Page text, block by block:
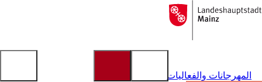
الانتقال إلى المحتوى
إلى
الصفحة
المهرجانات والفعاليات